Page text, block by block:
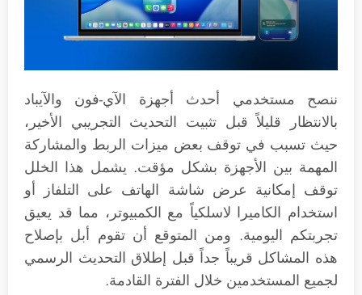
ننصح مستخدمي أحدث أجهزة الآي-فون والآيباد
بالانتظار قليلاً قبل تثبيت التحديث التجريبي الأخير،
حيث تسبب في توقف بعض ميزات الربط والمشاركة
المهمة بين الأجهزة بشكل مؤقت. يشمل هذا الخلل
توقف إمكانية عرض شاشة الهاتف على التلفاز أو
استخدام الكاميرا لاسلكياً مع الكمبيوتر، مما قد يعيق
تجربتكم اليومية. ومن المتوقع أن تقوم أبل بإصلاح
هذه المشاكل قريباً جداً قبل إطلاق التحديث الرسمي
لجميع المستخدمين خلال الفترة القادمة.